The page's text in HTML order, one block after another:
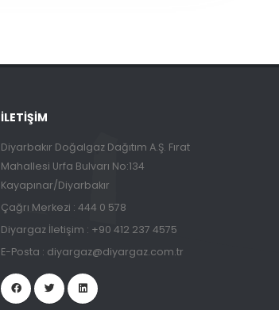
İLETIŞIM
Diyarbakır Doğalgaz Dağıtım A.Ş. Fırat
Mahallesi Urfa Bulvarı No:134
Kayapınar/Diyarbakır
Çağrı Merkezi : 444 0 578
Diyargaz İletişim : +90 412 237 4575
E-Posta : diyargaz@diyargaz.com.tr